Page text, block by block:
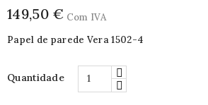
149,50 € Com IVA
Papel de parede Vera 1502-4
Quantidade